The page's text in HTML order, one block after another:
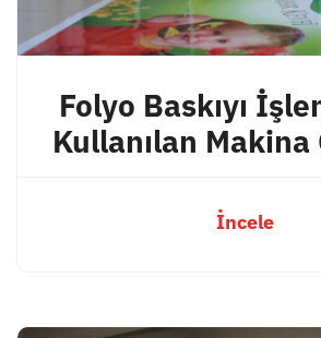
Folyo Baskıyı
Kullanılan
İncele